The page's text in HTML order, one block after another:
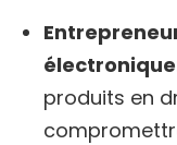
électronique
produits en